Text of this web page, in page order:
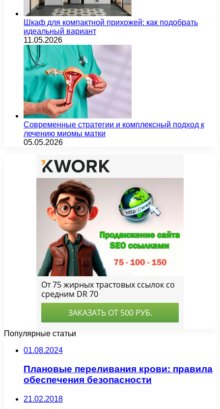
Шкаф для компактной прихожей: как подобрать
идеальный вариант
11.05.2026
Современные стратегии и комплексный подход к
лечению миомы матки
05.05.2026
Популярные статьи
01.08.2024
Плановые переливания крови: правила
обеспечения безопасности
21.02.2018